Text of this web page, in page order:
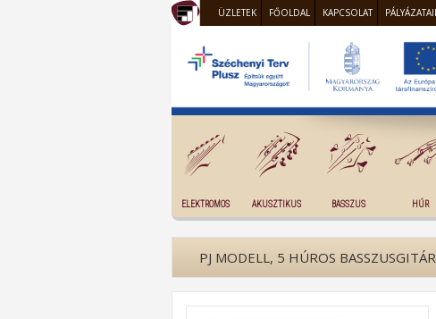
ÜZLETEK FŐOLDAL KAPCSOLAT
ELEKTROMOS AKUSZTIKUS BASSZUS HÚR
PJ MODELL, 5 HÚROS